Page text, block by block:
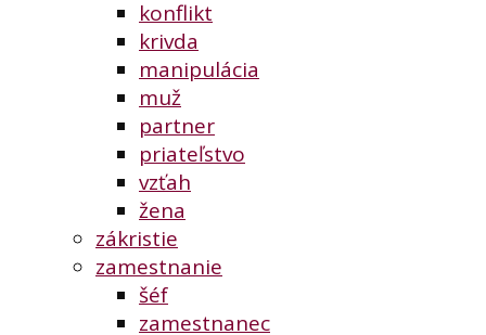
konflikt
krivda
manipulácia
muž
partner
priateľstvo
vzťah
žena
zákristie
zamestnanie
šéf
zamestnanec